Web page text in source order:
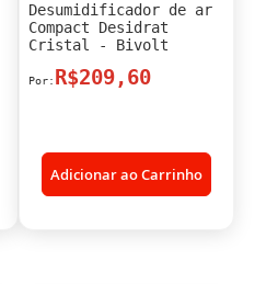
Desumidificador de ar
Compact Desidrat
Cristal - Bivolt
R$209,60
Adicionar ao Carrinho